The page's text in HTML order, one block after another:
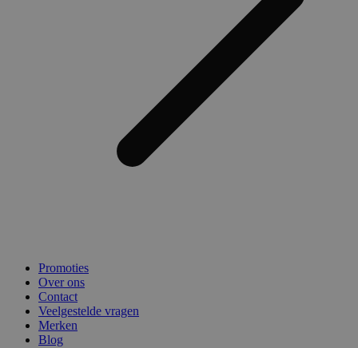
Promoties
Over ons
Contact
Veelgestelde vragen
Merken
Blog